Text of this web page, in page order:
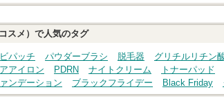
スメ）で人気のタグ
パッチ パウダーブラシ 脱毛器 グリチルリチン
アイロン PDRN ナイトクリーム トナーパッド
ンデーション ブラックフライデー Black Friday